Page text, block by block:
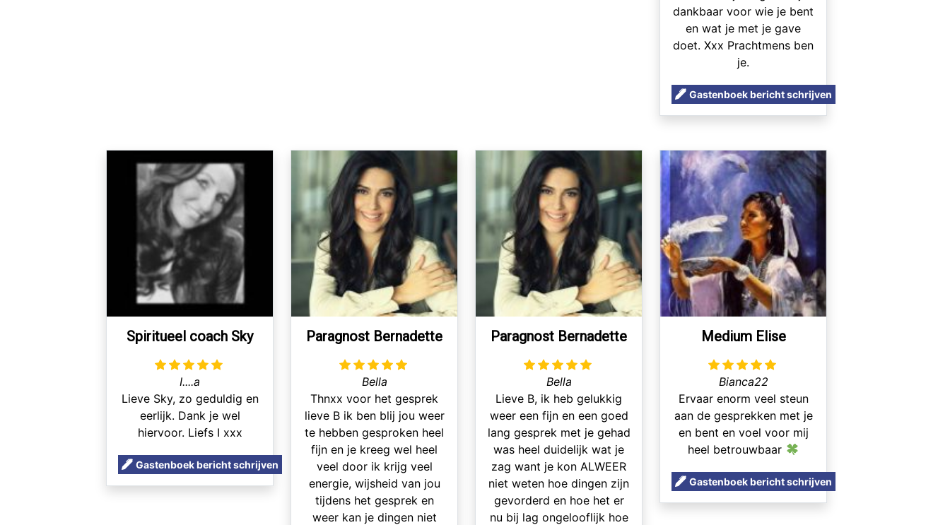
dankbaar voor wie je bent
en wat je met je gave
doet. Xxx Prachtmens ben
je.
Gastenboek bericht schrijven
Spiritueel coach Sky
I....a
Lieve Sky, zo geduldig en
eerlijk. Dank je wel
hiervoor. Liefs I xxx
Gastenboek bericht schrijven
Paragnost Bernadette
Bella
Thnxx voor het gesprek
lieve B ik ben blij jou weer
te hebben gesproken heel
fijn en je kreeg wel heel
veel door ik krijg veel
energie, wijsheid van jou
tijdens het gesprek en
weer kan je dingen niet
Paragnost Bernadette
Bella
Lieve B, ik heb gelukkig
weer een fijn en een goed
lang gesprek met je gehad
was heel duidelijk wat je
zag want je kon ALWEER
niet weten hoe dingen zijn
gevorderd en hoe het er
nu bij lag ongelooflijk hoe
Medium Elise
Bianca22
Ervaar enorm veel steun
aan de gesprekken met je
en bent en voel voor mij
heel betrouwbaar
Gastenboek bericht schrijven